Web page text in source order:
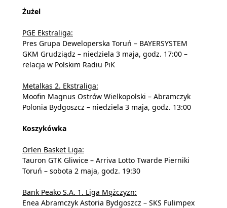
Żużel
PGE Ekstraliga:
Pres Grupa Deweloperska Toruń – BAYERSYSTEM
GKM Grudziądz – niedziela 3 maja, godz. 17:00 –
relacja w Polskim Radiu PiK
Metalkas 2. Ekstraliga:
Moofin Magnus Ostrów Wielkopolski – Abramczyk
Polonia Bydgoszcz – niedziela 3 maja, godz. 13:00
Koszykówka
Orlen Basket Liga:
Tauron GTK Gliwice – Arriva Lotto Twarde Pierniki
Toruń – sobota 2 maja, godz. 19:30
Bank Peako S.A. 1. Liga Mężczyzn:
Enea Abramczyk Astoria Bydgoszcz – SKS Fulimpex